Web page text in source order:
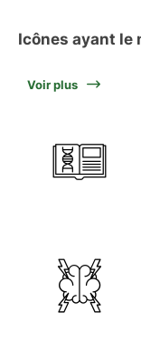
Icônes ayant le
Voir plus